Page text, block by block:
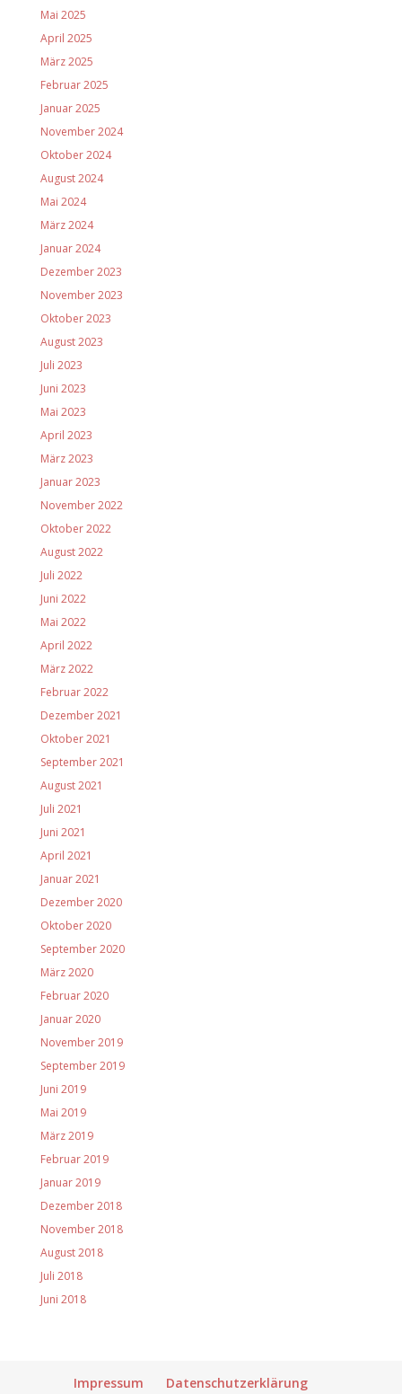
Mai 2025
April 2025
März 2025
Februar 2025
Januar 2025
November 2024
Oktober 2024
August 2024
Mai 2024
März 2024
Januar 2024
Dezember 2023
November 2023
Oktober 2023
August 2023
Juli 2023
Juni 2023
Mai 2023
April 2023
März 2023
Januar 2023
November 2022
Oktober 2022
August 2022
Juli 2022
Juni 2022
Mai 2022
April 2022
März 2022
Februar 2022
Dezember 2021
Oktober 2021
September 2021
August 2021
Juli 2021
Juni 2021
April 2021
Januar 2021
Dezember 2020
Oktober 2020
September 2020
März 2020
Februar 2020
Januar 2020
November 2019
September 2019
Juni 2019
Mai 2019
März 2019
Februar 2019
Januar 2019
Dezember 2018
November 2018
August 2018
Juli 2018
Juni 2018
Impressum
Datenschutzerklärung